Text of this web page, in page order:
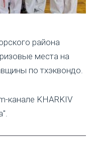
района
места на
по тхэквондо.
канале KHARKIV